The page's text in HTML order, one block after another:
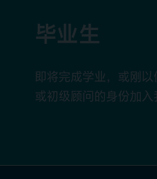
毕业生
即将完成学业，或刚
或初级顾问的身份加入